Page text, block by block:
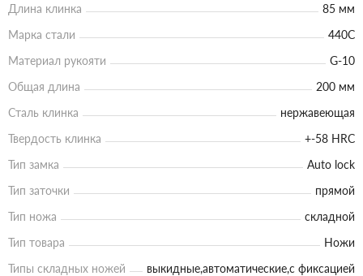
Длина клинка
85 мм
Марка стали
440C
Материал рукояти
G-10
Общая длина
200 мм
Сталь клинка
нержавеющая
Твердость клинка
+-58 HRC
Тип замка
Auto lock
Тип заточки
прямой
Тип ножа
складной
Тип товара
Ножи
Типы складных ножей
выкидные,автоматические,с фиксацией